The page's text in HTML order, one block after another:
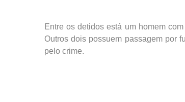
Entre os detidos está um homem
Outros dois possuem passagem por
pelo crime.